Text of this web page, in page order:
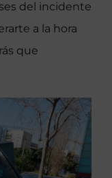
del incidente
a la hora
que